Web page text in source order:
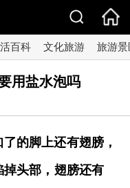
百科 文化旅游 旅游景
用盐水泡吗
的脚上还有翅膀，
头部，翅膀还有